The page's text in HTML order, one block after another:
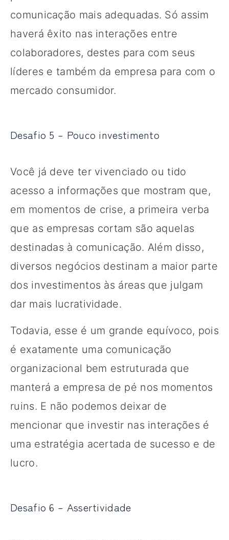
comunicação mais adequadas. Só assim
haverá êxito nas interações entre
colaboradores, destes para com seus
líderes e também da empresa para com o
mercado consumidor.
Desafio 5 – Pouco investimento
Você já deve ter vivenciado ou tido
acesso a informações que mostram que,
em momentos de crise, a primeira verba
que as empresas cortam são aquelas
destinadas à comunicação. Além disso,
diversos negócios destinam a maior parte
dos investimentos às áreas que julgam
dar mais lucratividade.
Todavia, esse é um grande equívoco, pois
é exatamente uma comunicação
organizacional bem estruturada que
manterá a empresa de pé nos momentos
ruins. E não podemos deixar de
mencionar que investir nas interações é
uma estratégia acertada de sucesso e de
lucro.
Desafio 6 – Assertividade